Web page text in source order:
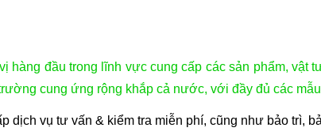
hàng đầu trong lĩnh vực cung cấp các sản phẩm,
cung ứng rộng khắp cả nước, với đầy đủ các
dịch vụ tư vấn & kiểm tra miễn phí, cũng như bảo trì,